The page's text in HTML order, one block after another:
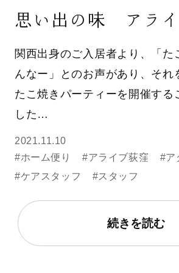
思い出の味 アラ
関西出身のご入居者より、「た
んなー」とのお声があり、それ
たこ焼きパーティーを開催する
した…
2021.11.10
#ホーム便り
#アライブ荻窪
#ア
#ケアスタッフ
#スタッフ
続きを読む